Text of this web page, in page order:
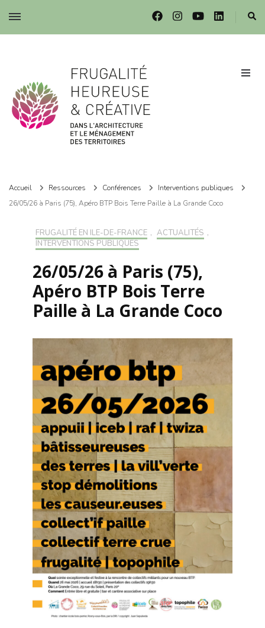
Frugalité dans l'architecture et le ménagement des territoires
Accueil Ressources Conférences
Interventions publiques
26/05/26 à Paris (75), Apéro BTP Bois Terre Paille à La Grande Coco
FRUGALITÉ EN ILE-DE-FRANCE , ACTUALITÉS ,
INTERVENTIONS PUBLIQUES
26/05/26 à Paris (75),
Apéro BTP Bois Terre
Paille à La Grande Coco